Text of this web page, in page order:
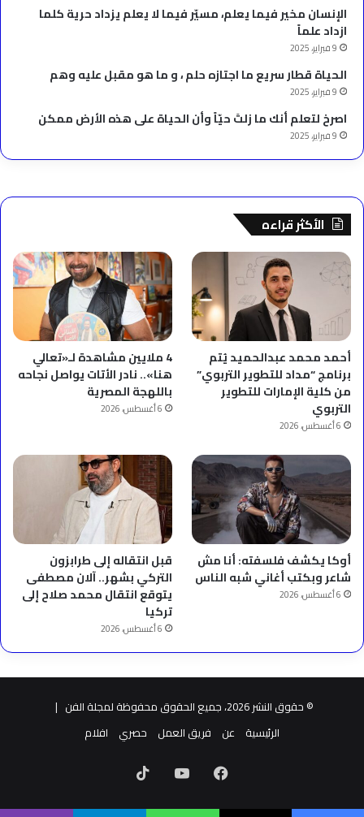
الإنسان مخير فيما يعلم، مسيّر فيما لا يعلم يزداد حرية كلما
ازداد علماً
9 فبراير، 2025
الحياة قطار سريع ما اجتازه حلم ، و ما هو مقبل عليه وهم
9 فبراير، 2025
‫اصرخ لتعلم أنك ما زلتَ حيّاً وأن الحياة على هذه الأرض ممكن
9 فبراير، 2025
الأكثر قراءه
أحمد محمد عبدالحميد يُتم
برنامج “مداد للتطوير التربوي”
من كلية الإمارات للتطوير
التربوي
6 أغسطس، 2026
4 ملايين مشاهدة لـ«تعالي
هنا».. نادر الأتات يواصل نجاحه
باللهجة المصرية
6 أغسطس، 2026
أوكا يكشف فلسفته: أنا مش
شاعر وبكتب أغاني شبه الناس
6 أغسطس، 2026
قبل انتقاله إلى طرابزون
التركي بشهر.. آلان مصطفى
يتوقع انتقال محمد صلاح إلى
تركيا
6 أغسطس، 2026
© حقوق النشر 2026، جميع الحقوق محفوظة لمجلة الفن |
الرئيسية
عن فريق العمل حصري افلام
فيسبوك‫YouTube